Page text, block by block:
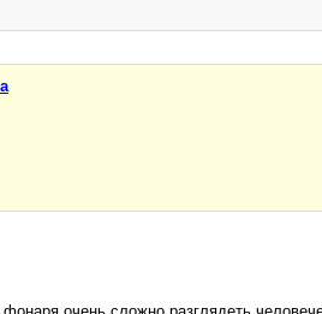
очень сложно разглядеть